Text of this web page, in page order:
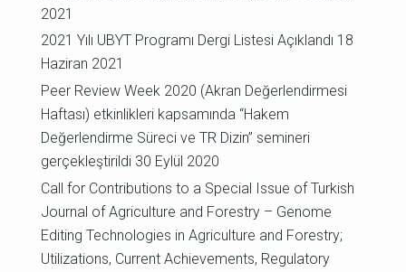
2021
2021 Yılı UBYT Programı Dergi Listesi Açıklandı 18
Haziran 2021
Peer Review Week 2020 (Akran Değerlendirmesi
Haftası) etkinlikleri kapsamında “Hakem
Değerlendirme Süreci ve TR Dizin” semineri
gerçekleştirildi 30 Eylül 2020
Call for Contributions to a Special Issue of Turkish
Journal of Agriculture and Forestry – Genome
Editing Technologies in Agriculture and Forestry;
Utilizations, Current Achievements, Regulatory